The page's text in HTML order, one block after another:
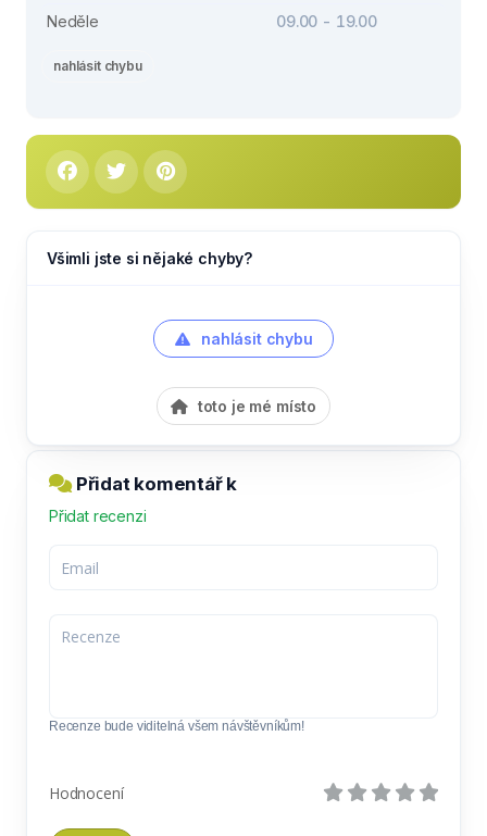
Neděle
09.00 - 19.00
nahlásit chybu
Všimli jste si nějaké chyby?
nahlásit chybu
toto je mé místo
Přidat komentář k
Přidat recenzi
Recenze bude viditelná všem návštěvníkům!
Hodnocení